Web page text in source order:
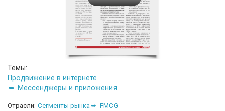
Темы:
Продвижение в интернете
Мессенджеры и приложения
Отрасли: Сегменты рынка
FMCG